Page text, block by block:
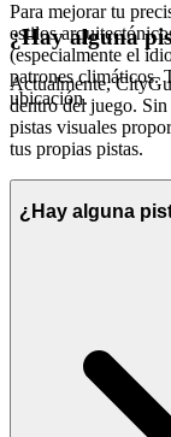
Para mejorar tu
estilos
(especialmente el
patrones climáticos.
ubicación.
¿Hay alguna
Actualmente,
dentro del juego.
pistas visuales
tus propias pistas.
¿Hay alguna